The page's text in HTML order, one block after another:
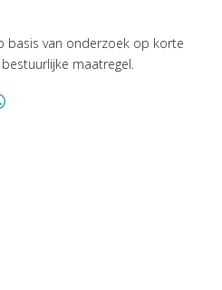
basis van onderzoek op korte
maatregel.